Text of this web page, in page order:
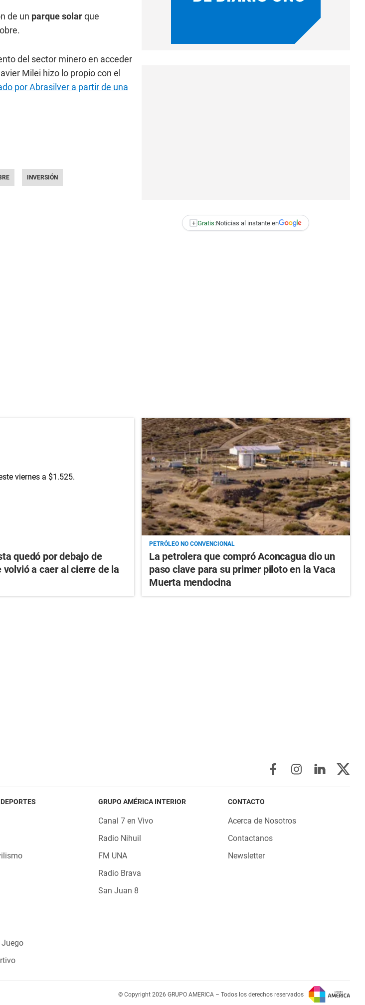
de un parque solarque
del sector minero en acceder
Milei hizo lo propio con el
por Abrasilver a partir de una
INVERSIÓN
+ Gratis:Noticias al instante en
quedó por debajo de
volvió a caer al cierre de la
PETRÓLEO NO CONVENCIONAL
La petrolera que compró Aconcagua dio un
paso clave para su primer piloto en la Vaca
Muerta mendocina
Juego
GRUPO AMÉRICA INTERIOR
Canal 7 en Vivo
Radio Nihuil
FM UNA
Radio Brava
San Juan 8
CONTACTO
Acerca de Nosotros
Contactanos
Newsletter
© Copyright 2026 GRUPO AMERICA – Todos los derechos reservados